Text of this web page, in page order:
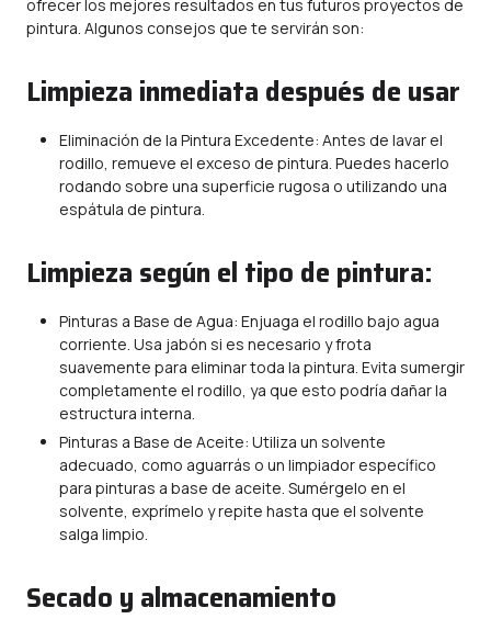
ofrecer los mejores resultados en tus futuros proyectos de
pintura. Algunos consejos que te servirán son:
Limpieza inmediata después de usar
Eliminación de la Pintura Excedente: Antes de lavar el
rodillo, remueve el exceso de pintura. Puedes hacerlo
rodando sobre una superficie rugosa o utilizando una
espátula de pintura.
Limpieza según el tipo de pintura:
Pinturas a Base de Agua: Enjuaga el rodillo bajo agua
corriente. Usa jabón si es necesario y frota
suavemente para eliminar toda la pintura. Evita sumergir
completamente el rodillo, ya que esto podría dañar la
estructura interna.
Pinturas a Base de Aceite: Utiliza un solvente
adecuado, como aguarrás o un limpiador específico
para pinturas a base de aceite. Sumérgelo en el
solvente, exprímelo y repite hasta que el solvente
salga limpio.
Secado y almacenamiento